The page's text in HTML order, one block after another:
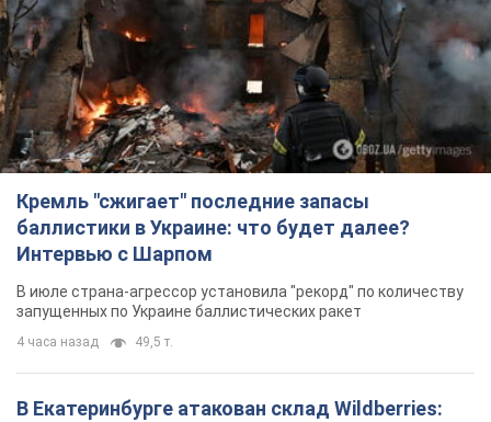
Кремль "сжигает" последние запасы
баллистики в Украине: что будет далее?
Интервью с Шарпом
В июле страна-агрессор установила "рекорд" по количеству
запущенных по Украине баллистических ракет
4 часа назад 49,5 т.
В Екатеринбурге атакован склад Wildberries: